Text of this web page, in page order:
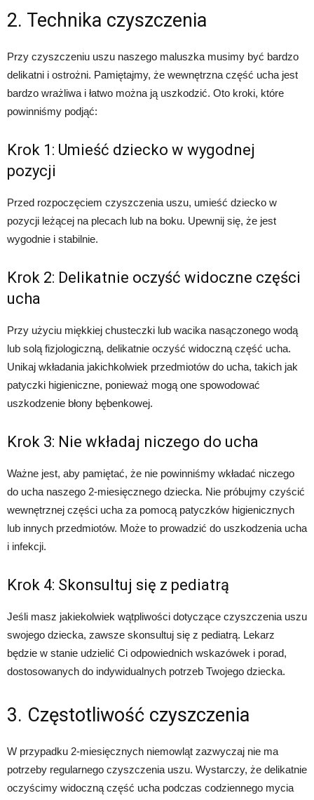
2. Technika czyszczenia
Przy czyszczeniu uszu naszego maluszka musimy być bardzo
delikatni i ostrożni. Pamiętajmy, że wewnętrzna część ucha jest
bardzo wrażliwa i łatwo można ją uszkodzić. Oto kroki, które
powinniśmy podjąć:
Krok 1: Umieść dziecko w wygodnej
pozycji
Przed rozpoczęciem czyszczenia uszu, umieść dziecko w
pozycji leżącej na plecach lub na boku. Upewnij się, że jest
wygodnie i stabilnie.
Krok 2: Delikatnie oczyść widoczne części
ucha
Przy użyciu miękkiej chusteczki lub wacika nasączonego wodą
lub solą fizjologiczną, delikatnie oczyść widoczną część ucha.
Unikaj wkładania jakichkolwiek przedmiotów do ucha, takich jak
patyczki higieniczne, ponieważ mogą one spowodować
uszkodzenie błony bębenkowej.
Krok 3: Nie wkładaj niczego do ucha
Ważne jest, aby pamiętać, że nie powinniśmy wkładać niczego
do ucha naszego 2-miesięcznego dziecka. Nie próbujmy czyścić
wewnętrznej części ucha za pomocą patyczków higienicznych
lub innych przedmiotów. Może to prowadzić do uszkodzenia ucha
i infekcji.
Krok 4: Skonsultuj się z pediatrą
Jeśli masz jakiekolwiek wątpliwości dotyczące czyszczenia uszu
swojego dziecka, zawsze skonsultuj się z pediatrą. Lekarz
będzie w stanie udzielić Ci odpowiednich wskazówek i porad,
dostosowanych do indywidualnych potrzeb Twojego dziecka.
3. Częstotliwość czyszczenia
W przypadku 2-miesięcznych niemowląt zazwyczaj nie ma
potrzeby regularnego czyszczenia uszu. Wystarczy, że delikatnie
oczyścimy widoczną część ucha podczas codziennego mycia